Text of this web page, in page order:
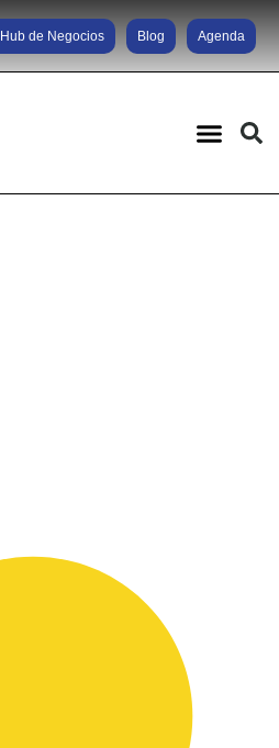
Hub de Negocios Blog Agenda